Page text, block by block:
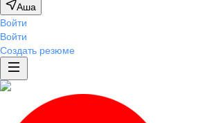
Аша
Войти
Войти
Создать резюме